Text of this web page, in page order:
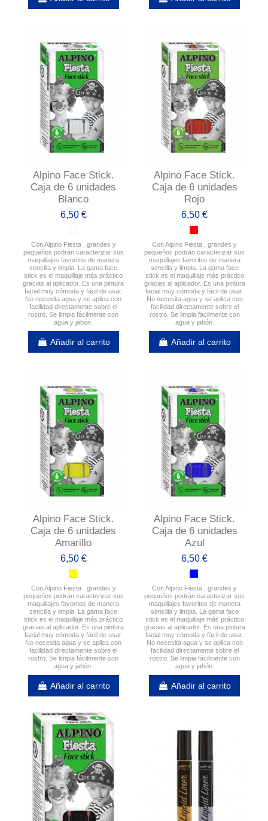
Alpino Face Stick.
Caja de 6 unidades
Blanco
6,50 €
Con Alpino Fiesta , grandes y
pequeños podrán caracterizar sus
maquillajes favoritos de manera
sencilla y limpia. La gama face
stick es el maquillaje más práctico
gracias al aplicador. Es una pintura
facial muy cómoda y fácil de usar.
No necesita agua y se aplica con
facilidad directamente sobre el
rostro. Se limpia fácilmente con
agua y jabón.
Añadir al carrito
Alpino Face Stick.
Caja de 6 unidades
Rojo
6,50 €
Con Alpino Fiesta , grandes y
pequeños podrán caracterizar sus
maquillajes favoritos de manera
sencilla y limpia. La gama face
stick es el maquillaje más práctico
gracias al aplicador. Es una pintura
facial muy cómoda y fácil de usar.
No necesita agua y se aplica con
facilidad directamente sobre el
rostro. Se limpia fácilmente con
agua y jabón.
Añadir al carrito
Alpino Face Stick.
Caja de 6 unidades
Amarillo
6,50 €
Con Alpino Fiesta , grandes y
pequeños podrán caracterizar sus
maquillajes favoritos de manera
sencilla y limpia. La gama face
stick es el maquillaje más práctico
gracias al aplicador. Es una pintura
facial muy cómoda y fácil de usar.
No necesita agua y se aplica con
facilidad directamente sobre el
rostro. Se limpia fácilmente con
agua y jabón.
Añadir al carrito
Alpino Face Stick.
Caja de 6 unidades
Azul
6,50 €
Con Alpino Fiesta , grandes y
pequeños podrán caracterizar sus
maquillajes favoritos de manera
sencilla y limpia. La gama face
stick es el maquillaje más práctico
gracias al aplicador. Es una pintura
facial muy cómoda y fácil de usar.
No necesita agua y se aplica con
facilidad directamente sobre el
rostro. Se limpia fácilmente con
agua y jabón.
Añadir al carrito